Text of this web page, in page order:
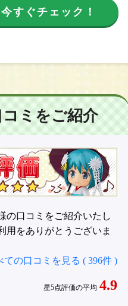
すぐチェック！
ミをご紹介
の口コミをご紹介いたし
用をありがとうございま
ての口コミを見る ( 396件 )
星5点評価の平均 4.9